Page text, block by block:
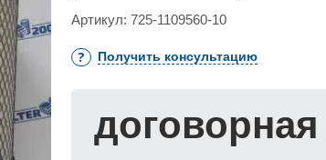
Артикул: 725-1109560-10
Получить консультацию